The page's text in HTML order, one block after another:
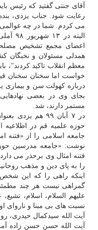
آقای جنتی گفتید که رئیس
رعایت شود. جناب یزدی،
می کردم. شما در چه عوالمی
اعضای مجمع تشخیص
همدلی مسئولان و نخبگان
معظم انقلاب تاکید کردند"،
خواست اما سخنان سخنان
درباره کهولت سن و
بجای وی در بعضی
مستمر دارند، شد.
در ۷ آبان ۹۹ هم
حوزه علمیه قم در اطلاعیه
جامعه اسلامی را از «فتنه
نوشت: «جامعه مدرسین
فتنه امثال وی برحذر می
را به پای دین و مذهب
اینکه راهی را که این
گمراهی نیست هر چند
علیهم السلام، اسلام،
نسبت های بی مبنا و ناروای
آیت الله سیدکمال حیدری،
آیت الله حسن حسن زاده